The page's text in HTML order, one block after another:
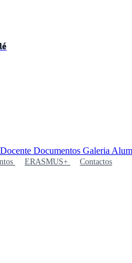
Documentos Galeria
ERASMUS+ Contactos